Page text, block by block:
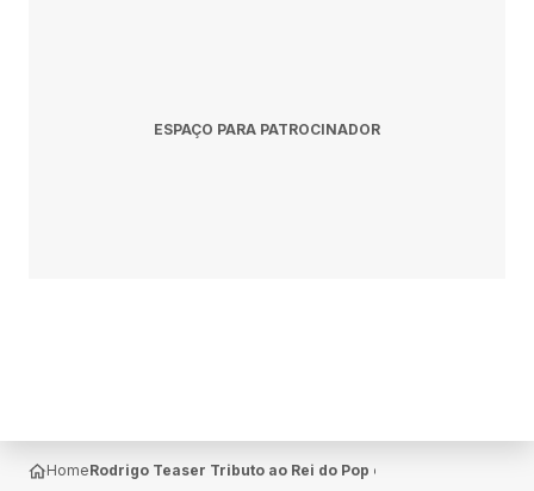
ESPAÇO PARA PATROCINADOR
HomeRodrigo Teaser Tributo ao Rei do Pop em Londrina no